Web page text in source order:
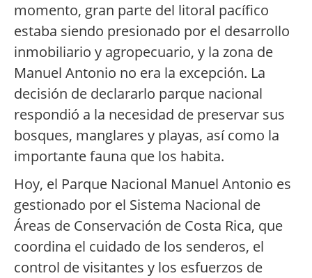
momento, gran parte del litoral pacífico
estaba siendo presionado por el desarrollo
inmobiliario y agropecuario, y la zona de
Manuel Antonio no era la excepción. La
decisión de declararlo parque nacional
respondió a la necesidad de preservar sus
bosques, manglares y playas, así como la
importante fauna que los habita.
Hoy, el Parque Nacional Manuel Antonio es
gestionado por el Sistema Nacional de
Áreas de Conservación de Costa Rica, que
coordina el cuidado de los senderos, el
control de visitantes y los esfuerzos de